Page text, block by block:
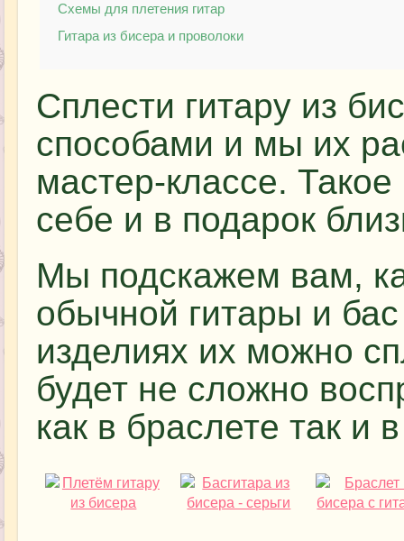
Схемы для плетения гитар
Гитара из бисера и проволоки
Сплести гитару из
способами и мы их
мастер-классе.
себе и в подарок
Мы подскажем вам,
обычной гитары и
изделиях их можно
будет не сложно
как в браслете так и